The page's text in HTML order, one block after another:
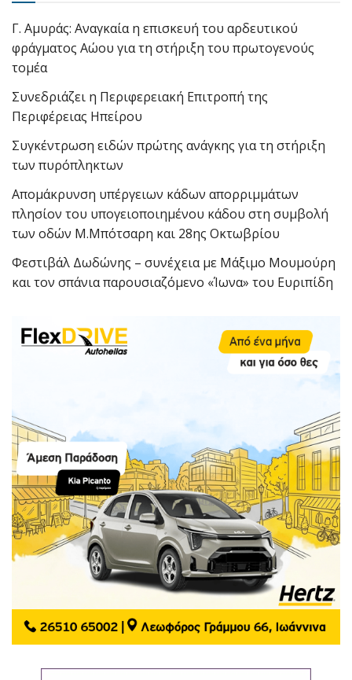
Γ. Αμυράς: Αναγκαία η επισκευή του αρδευτικού
φράγματος Αώου για τη στήριξη του πρωτογενούς
τομέα
Συνεδριάζει η Περιφερειακή Επιτροπή της
Περιφέρειας Ηπείρου
Συγκέντρωση ειδών πρώτης ανάγκης για τη στήριξη
των πυρόπληκτων
Απομάκρυνση υπέργειων κάδων απορριμμάτων
πλησίον του υπογειοποιημένου κάδου στη συμβολή
των οδών Μ.Μπότσαρη και 28ης Οκτωβρίου
Φεστιβάλ Δωδώνης – συνέχεια με Μάξιμο Μουμούρη
και τον σπάνια παρουσιαζόμενο «Ίωνα» του Ευριπίδη